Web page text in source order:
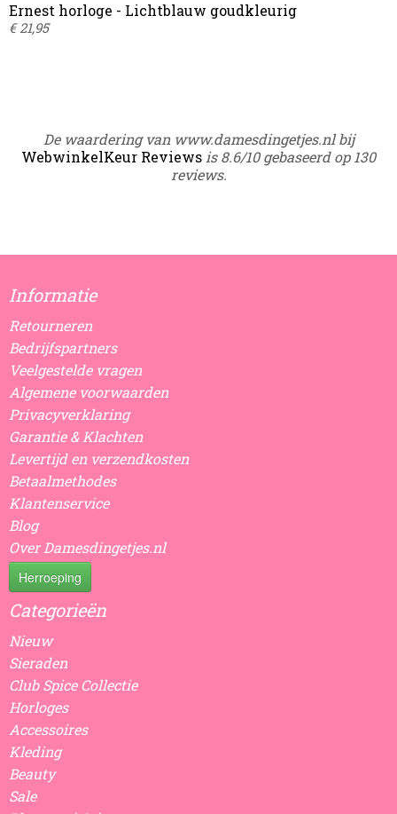
Ernest horloge - Lichtblauw goudkleurig
€ 21,95
De waardering van www.damesdingetjes.nl bij
WebwinkelKeur Reviews is 8.6/10 gebaseerd op 130
reviews.
Informatie
Retourneren
Bedrijfspartners
Veelgestelde vragen
Algemene voorwaarden
Privacyverklaring
Garantie & Klachten
Levertijd en verzendkosten
Betaalmethodes
Klantenservice
Blog
Over Damesdingetjes.nl
Herroeping
Categorieën
Nieuw
Sieraden
Club Spice Collectie
Horloges
Accessoires
Kleding
Beauty
Sale